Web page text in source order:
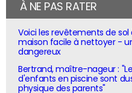
À NE PAS RATER
Voici les revêtements de sol
maison facile à nettoyer -
dangereux
Bertrand, maître-nageur :
d'enfants en piscine sont
physique des parents"